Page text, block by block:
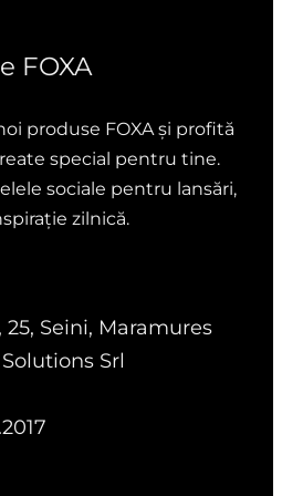
FOXA
produse FOXA și profită
special pentru tine.
sociale pentru lansări,
zilnică.
Seini, Maramures
Srl